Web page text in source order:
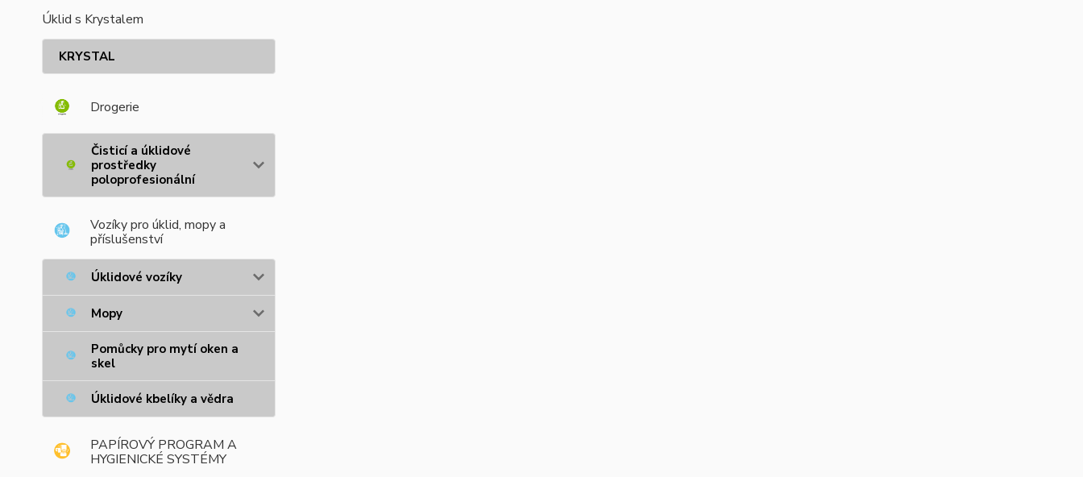
Úklid s Krystalem
KRYSTAL
Drogerie
Čisticí a úklidové
prostředky
poloprofesionální
Vozíky pro úklid, mopy a
příslušenství
Úklidové vozíky
Mopy
Pomůcky pro mytí oken a
skel
Úklidové kbelíky a vědra
PAPÍROVÝ PROGRAM A
HYGIENICKÉ SYSTÉMY